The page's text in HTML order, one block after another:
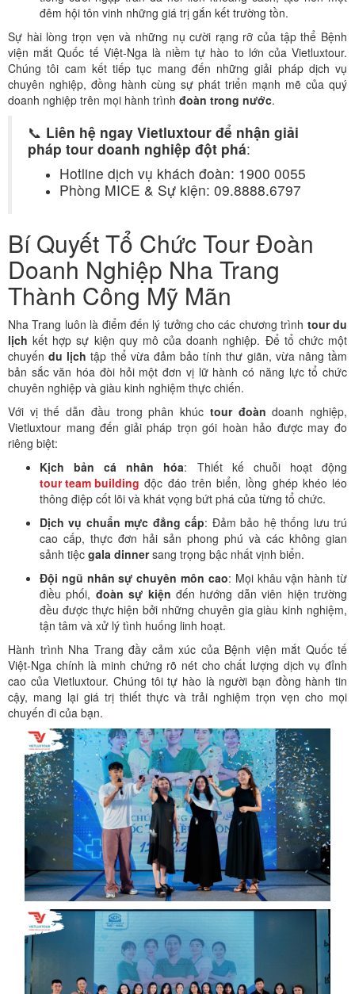
đêm hội tôn vinh những giá trị gắn kết trường tồn.
Sự hài lòng trọn vẹn và những nụ cười rạng rỡ của tập thể Bệnh
viện mắt Quốc tế Việt-Nga là niềm tự hào to lớn của Vietluxtour.
Chúng tôi cam kết tiếp tục mang đến những giải pháp dịch vụ
chuyên nghiệp, đồng hành cùng sự phát triển mạnh mẽ của quý
doanh nghiệp trên mọi hành trình đoàn trong nước.
📞 Liên hệ ngay Vietluxtour để nhận giải
pháp tour doanh nghiệp đột phá:
Hotline dịch vụ khách đoàn: 1900 0055
Phòng MICE & Sự kiện: 09.8888.6797
Bí Quyết Tổ Chức Tour Đoàn
Doanh Nghiệp Nha Trang
Thành Công Mỹ Mãn
Nha Trang luôn là điểm đến lý tưởng cho các chương trình tour du
lịch kết hợp sự kiện quy mô của doanh nghiệp. Để tổ chức một
chuyếndu lịch tập thể vừa đảm bảo tính thư giãn, vừa nâng tầm
bản sắc văn hóa đòi hỏi một đơn vị lữ hành có năng lực tổ chức
chuyên nghiệp và giàu kinh nghiệm thực chiến.
Với vị thế dẫn đầu trong phân khúc tour đoàn doanh nghiệp,
Vietluxtour mang đến giải pháp trọn gói hoàn hảo được may đo
riêng biệt:
Kịch bản cá nhân hóa: Thiết kế chuỗi hoạt động
tour team building độc đáo trên biển, lồng ghép khéo léo
thông điệp cốt lõi và khát vọng bứt phá của từng tổ chức.
Dịch vụ chuẩn mực đẳng cấp: Đảm bảo hệ thống lưu trú
cao cấp, thực đơn hải sản phong phú và các không gian
sảnh tiệc gala dinnersang trọng bậc nhất vịnh biển.
Đội ngũ nhân sự chuyên môn cao: Mọi khâu vận hành từ
điều phối, đoàn sự kiện đến hướng dẫn viên hiện trường
đều được thực hiện bởi những chuyên gia giàu kinh nghiệm,
tận tâm và xử lý tình huống linh hoạt.
Hành trình Nha Trang đầy cảm xúc của Bệnh viện mắt Quốc tế
Việt-Nga chính là minh chứng rõ nét cho chất lượng dịch vụ đỉnh
cao của Vietluxtour. Chúng tôi tự hào là người bạn đồng hành tin
cậy, mang lại giá trị thiết thực và trải nghiệm trọn vẹn cho mọi
chuyến đi của bạn.